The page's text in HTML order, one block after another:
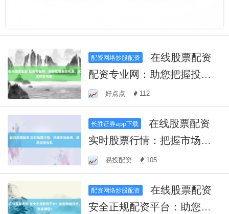
配资网络炒股配资
在线股票配资
配资专业网：助您把握投资
机遇，实现财富增值！
好点点 112
长胜证券app下载
在线股票配资
实时股票行情：把握市场脉
搏，洞悉投资先机
易投配资 105
配资网络炒股配资
在线股票配资
安全正规配资平台：助您稳